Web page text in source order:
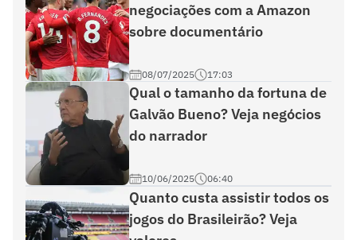
negociações com a Amazon
sobre documentário
08/07/2025 17:03
Qual o tamanho da fortuna de
Galvão Bueno? Veja negócios
do narrador
10/06/2025 06:40
Quanto custa assistir todos os
jogos do Brasileirão? Veja